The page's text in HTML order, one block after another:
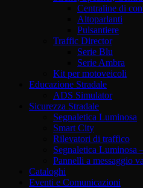
Centraline di
Altoparlanti
Pulsantiere
Traffic Director
Serie Blu
Serie Ambra
Kit per motoveicoli
Educazione Stradale
ADS Simulator
Sicurezza Stradale
Segnaletica Luminosa
Smart City
Rilevatori di traffico
Segnaletica Luminosa
Pannelli a messaggio
Cataloghi
Eventi e Comunicazioni